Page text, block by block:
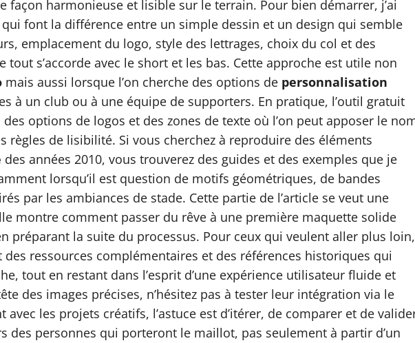
façon harmonieuse et lisible sur le terrain. Pour bien démarrer, j’ai
font la différence entre un simple dessin et un design qui semble
emplacement du logo, style des lettrages, choix du col et des
s’accorde avec le short et les bas. Cette approche est utile non
mais aussi lorsque l’on cherche des options de personnalisation
à un club ou à une équipe de supporters. En pratique, l’outil gratuit
options de logos et des zones de texte où l’on peut apposer le
règles de lisibilité. Si vous cherchez à reproduire des éléments
des années 2010, vous trouverez des guides et des exemples que je
lorsqu’il est question de motifs géométriques, de bandes
par les ambiances de stade. Cette partie de l’article se veut une
montre comment passer du rêve à une première maquette solide
préparant la suite du processus. Pour ceux qui veulent aller plus loin,
ressources complémentaires et des références historiques qui
tout en restant dans l’esprit d’une expérience utilisateur fluide et
des images précises, n’hésitez pas à tester leur intégration via le
les projets créatifs, l’astuce est d’itérer, de comparer et de
des personnes qui porteront le maillot, pas seulement à partir d’un